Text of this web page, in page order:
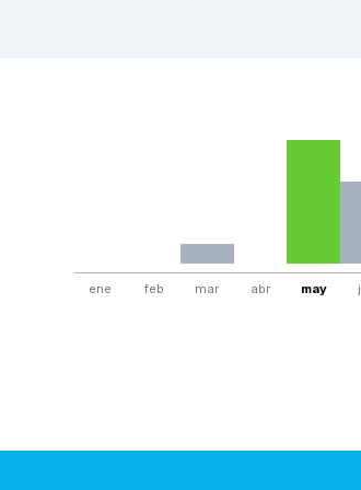
ene feb mar abr may